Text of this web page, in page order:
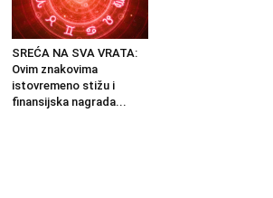
SREĆA NA SVA VRATA:
Ovim znakovima
istovremeno stižu i
finansijska nagrada...